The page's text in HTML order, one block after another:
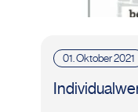
01. Oktober 2021